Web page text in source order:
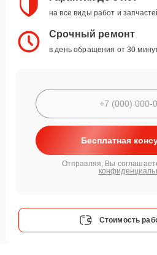
на все виды работ и
Срочный ремонт
в день обращения от 30
Бесплатная
Отправляя, Вы
Стоимость